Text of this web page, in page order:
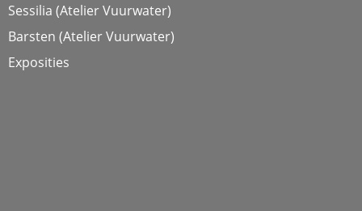
Sessilia (Atelier Vuurwater)
Barsten (Atelier Vuurwater)
Exposities